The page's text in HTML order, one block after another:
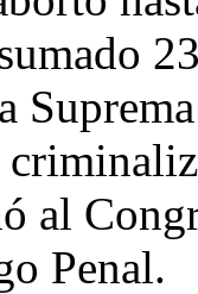
al
Penal.